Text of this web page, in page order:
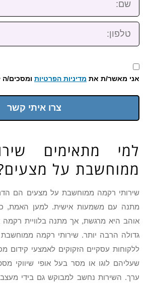
טלפון:
אני מאשר/ת את מדיניות הפרטיות ומסכים/
צרו איתי קשר
למי מתאימים
ממוחשבת על
שירותי רקמה ממוחשבת על מצעים הם
מתנה עם משמעות אישית. למען האמת,
אוהב היא מרגשת, אך מתנה בלוויית
גדולה הרבה יותר. שירותי רקמה
ללקוחות עסקיים הזקוקים לאמצעי קידום
שעליהם לוגו או מסר בעל אופי שיווקי
ערך. השירות נחשב למבוקש גם בידי